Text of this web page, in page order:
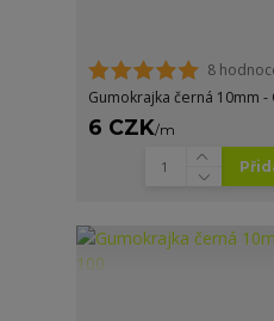
8
Gumokrajka černá 10mm
6 CZK/m